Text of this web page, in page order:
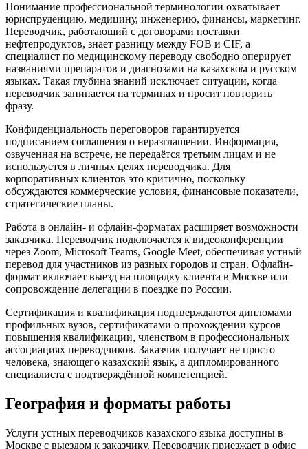
Понимание профессиональной терминологии охватывает
юриспруденцию, медицину, инженерию, финансы, маркетинг.
Переводчик, работающий с договорами поставки
нефтепродуктов, знает разницу между FOB и CIF, а
специалист по медицинскому переводу свободно оперирует
названиями препаратов и диагнозами на казахском и русском
языках. Такая глубина знаний исключает ситуации, когда
переводчик запинается на терминах и просит повторить
фразу.
Конфиденциальность переговоров гарантируется
подписанием соглашения о неразглашении. Информация,
озвученная на встрече, не передаётся третьим лицам и не
используется в личных целях переводчика. Для
корпоративных клиентов это критично, поскольку
обсуждаются коммерческие условия, финансовые показатели,
стратегические планы.
Работа в онлайн- и офлайн-форматах расширяет возможности
заказчика. Переводчик подключается к видеоконференции
через Zoom, Microsoft Teams, Google Meet, обеспечивая устный
перевод для участников из разных городов и стран. Офлайн-
формат включает выезд на площадку клиента в Москве или
сопровождение делегации в поездке по России.
Сертификация и квалификация подтверждаются дипломами
профильных вузов, сертификатами о прохождении курсов
повышения квалификации, членством в профессиональных
ассоциациях переводчиков. Заказчик получает не просто
человека, знающего казахский язык, а дипломированного
специалиста с подтверждённой компетенцией.
География и форматы работы
Услуги устных переводчиков казахского языка доступны в
Москве с выездом к заказчику. Переводчик приезжает в офис